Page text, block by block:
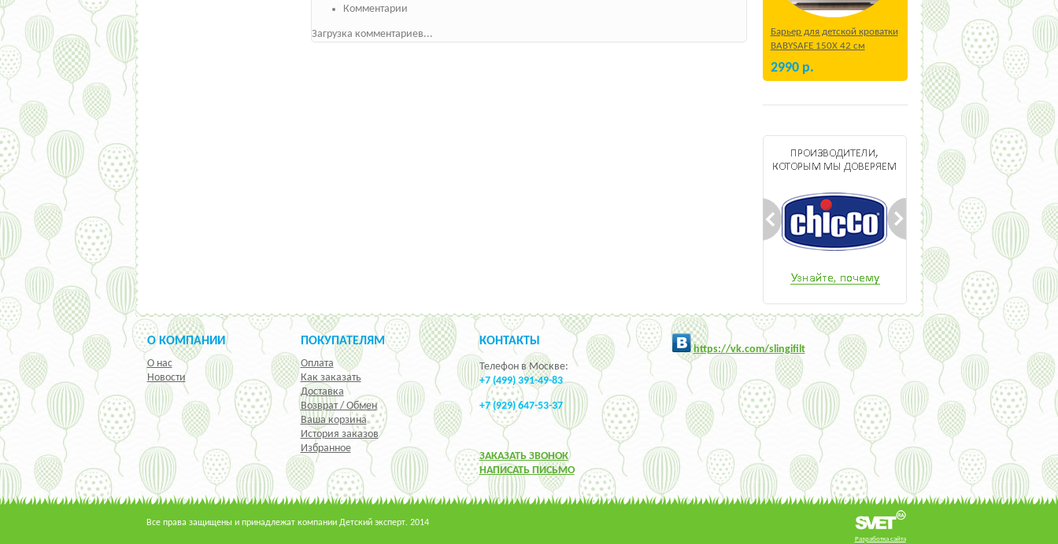
Комментарии
Загрузка комментариев...
Барьер для детской кроватки
BABYSAFE 150Х 42 см
Бежевый
2990 р.
О КОМПАНИИ
О нас
Новости
ПОКУПАТЕЛЯМ
Оплата
Как заказать
Доставка
Возврат / Обмен
Ваша корзина
История заказов
Избранное
КОНТАКТЫ
Телефон в Москве:
+7 (499) 391-49-83
+7 (929) 647-53-37
ЗАКАЗАТЬ ЗВОНОК
НАПИСАТЬ ПИСЬМО
https://vk.com/slingifilt
Разработка сайта
Все права защищены и принадлежат компании Детский эксперт. 2014